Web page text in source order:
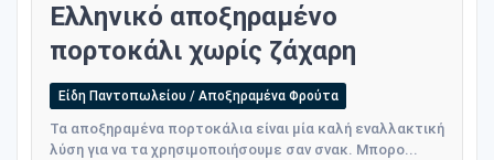
Ελληνικό αποξηραμένο
πορτοκάλι χωρίς ζάχαρη
Είδη Παντοπωλείου / Αποξηραμένα Φρούτα
Τα αποξηραμένα πορτοκάλια είναι μία καλή εναλλακτική
λύση για να τα χρησιμοποιήσουμε σαν σνακ. Μπορο...